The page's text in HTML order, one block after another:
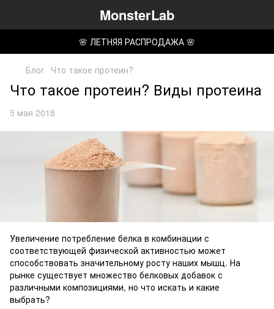
MonsterLab
🌸 ЛЕТНЯЯ РАСПРОДАЖА 🌸
Блог Что такое протеин?
Что такое протеин? Виды протеина
5 мая 2018
Увеличение потребление белка в комбинации с
соответствующей физической активностью может
способствовать значительному росту наших мышц. На
рынке существует множество белковых добавок с
различными композициями, но что искать и какие
выбрать?